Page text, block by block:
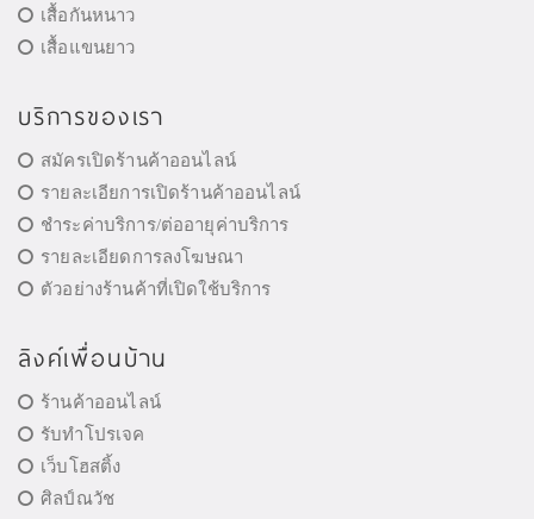
เสื้อกันหนาว
เสื้อแขนยาว
บริการของเรา
สมัครเปิดร้านค้าออนไลน์
รายละเอียการเปิดร้านค้าออนไลน์
ชำระค่าบริการ/ต่ออายุค่าบริการ
รายละเอียดการลงโฆษณา
ตัวอย่างร้านค้าที่เปิดใช้บริการ
ลิงค์เพื่อนบ้าน
ร้านค้าออนไลน์
รับทำโปรเจค
เว็บโฮสติ้ง
ศิลป์ณวัช